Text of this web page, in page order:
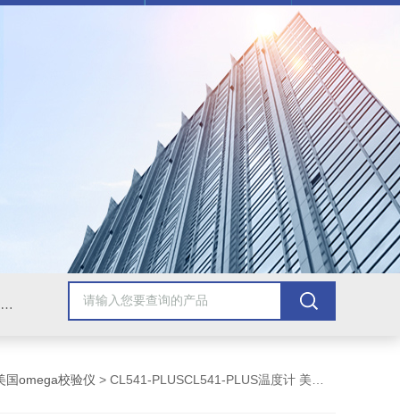
Omega插头,Omega测温线,热电偶测温线,热电偶线,铠装热电偶,热电偶连接器,热电偶插头,Omega热电偶线,T型热电偶线,TMC测温纸
国omega校验仪 > CL541-PLUSCL541-PLUS温度计 美国Omega